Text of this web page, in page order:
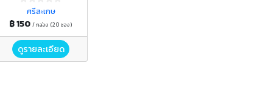
ศรีสะเกษ
฿ 150/ กล่อง (20 ซอง)
ดูรายละเอียด